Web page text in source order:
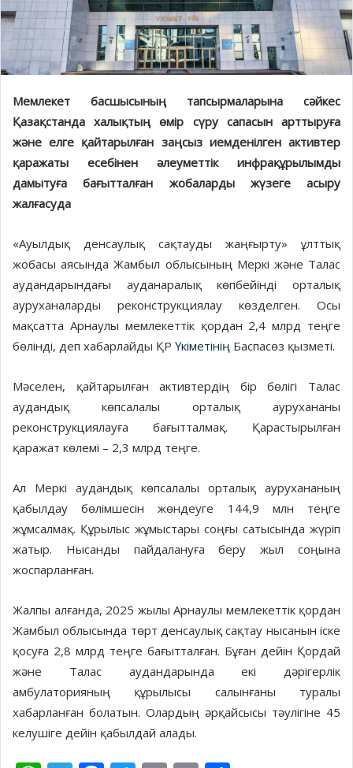
Мемлекет басшысының тапсырмаларына сәйкес
Қазақстанда халықтың өмір сүру сапасын арттыруға
және елге қайтарылған заңсыз иемденілген активтер
қаражаты есебінен әлеуметтік инфрақұрылымды
дамытуға бағытталған жобаларды жүзеге асыру
жалғасуда
«Ауылдық денсаулық сақтауды жаңғырту» ұлттық
жобасы аясында Жамбыл облысының Меркі және Талас
аудандарындағы ауданаралық көпбейінді орталық
ауруханаларды реконструкциялау көзделген. Осы
мақсатта Арнаулы мемлекеттік қордан 2,4 млрд теңге
бөлінді, деп хабарлайды ҚР Үкіметінің Баспасөз қызметі.
Мәселен, қайтарылған активтердің бір бөлігі Талас
аудандық көпсалалы орталық аурухананы
реконструкциялауға бағытталмақ. Қарастырылған
қаражат көлемі – 2,3 млрд теңге.
Ал Меркі аудандық көпсалалы орталық аурухананың
қабылдау бөлімшесін жөндеуге 144,9 млн теңге
жұмсалмақ. Құрылыс жұмыстары соңғы сатысында жүріп
жатыр. Нысанды пайдалануға беру жыл соңына
жоспарланған.
Жалпы алғанда, 2025 жылы Арнаулы мемлекеттік қордан
Жамбыл облысында төрт денсаулық сақтау нысанын іске
қосуға 2,8 млрд теңге бағытталған. Бұған дейін Қордай
және Талас аудандарында екі дәрігерлік
амбулаторияның құрылысы салынғаны туралы
хабарланған болатын. Олардың әрқайсысы тәулігіне 45
келушіге дейін қабылдай алады.